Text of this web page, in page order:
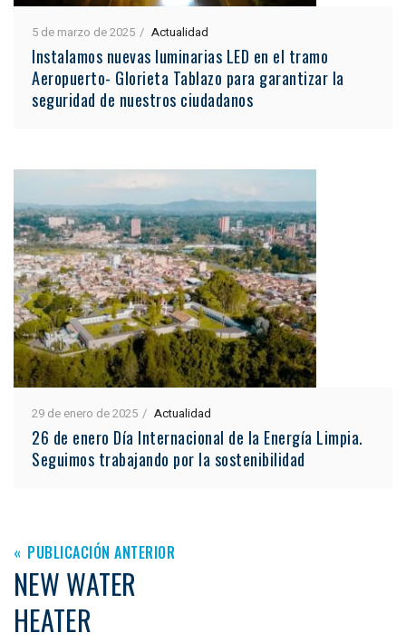
5 de marzo de 2025 Actualidad
Instalamos nuevas luminarias LED en el tramo
Aeropuerto- Glorieta Tablazo para garantizar la
seguridad de nuestros ciudadanos
29 de enero de 2025 Actualidad
26 de enero Día Internacional de la Energía Limpia.
Seguimos trabajando por la sostenibilidad
PUBLICACIÓN ANTERIOR
NEW WATER
HEATER